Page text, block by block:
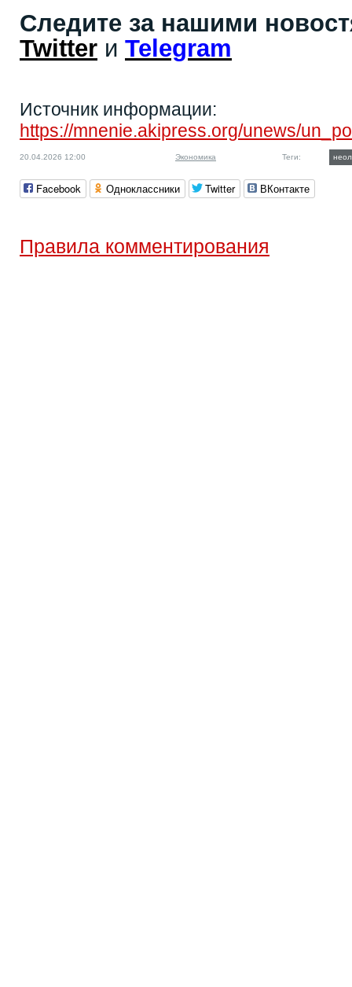
Следите за нашими
Twitter и Telegram
Источник информации:
https://mnenie.akipress.org/unews/
20.04.2026 12:00 Экономика Теги:
Facebook Одноклассники Twitter ВКонтакте
Правила комментирования